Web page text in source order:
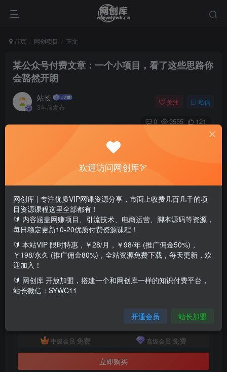
首页 网创项目 正文
某公众号付费文章：一个小项目，看了这些思路你
会豁然开朗
站长
3年前发布
关注 私信
0 3555 121
写写最近的麻烦事，写一个小项目，整理整理最近的思路！
某公众号付费文章：一个小项目，看了这些思路你会豁然开朗
中级会员 免费 高级会员 免费
立即购买
欢迎访问网创库🏹
网创库 | 专注优质VIP网课资源分享，市面上收费几百几千的项
目资源课程这里全部都有！
🔰 内容涵盖网赚项目、引流技术、电商运营、脚本源码等资源，
每日稳定更新10-20优质付费资源课程！
🔰 本站VIP 限时特惠，￥28/月，￥98/年 (推广佣金50%)，
￥198/永久 (推广佣金80%)，全站资源免费下载，每天更新，欢
迎加入！
🔰 网创库 开放加盟，搭建一个和网创库一样的知识付费平台，
站长微信：SYWC11
开通会员 站长加盟